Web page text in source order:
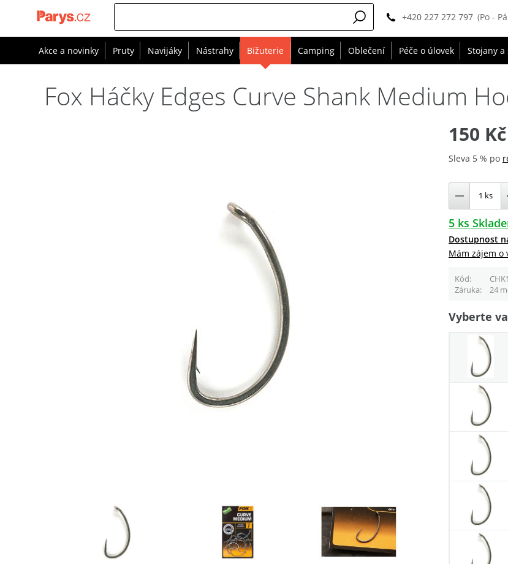
+420 227 272 797 (Po -
Akce a novinky Pruty Navijáky Nástrahy Bižuterie Camping Oblečení Péče o úlovek Stojany
Fox Háčky Edges Curve Shank Medium
150 Kč
Sleva 5 % po
5 ks
Dostupnost
Mám zájem o
Kód
Záruka
24
Vyberte